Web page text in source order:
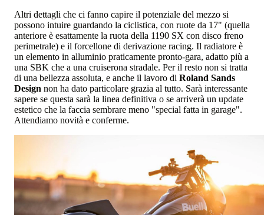
Altri dettagli che ci fanno capire il potenziale del mezzo si
possono intuire guardando la ciclistica, con ruote da 17" (quella
anteriore è esattamente la ruota della 1190 SX con disco freno
perimetrale) e il forcellone di derivazione racing. Il radiatore è
un elemento in alluminio praticamente pronto-gara, adatto più a
una SBK che a una cruiserona stradale. Per il resto non si tratta
di una bellezza assoluta, e anche il lavoro di Roland Sands
Design non ha dato particolare grazia al tutto. Sarà interessante
sapere se questa sarà la linea definitiva o se arriverà un update
estetico che la faccia sembrare meno "special fatta in garage".
Attendiamo novità e conferme.